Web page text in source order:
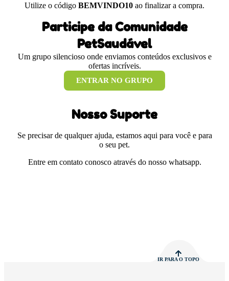
Utilize o código BEMVINDO10 ao finalizar a compra.
Participe da Comunidade
PetSaudável
Um grupo silencioso onde enviamos conteúdos exclusivos e
ofertas incríveis.
ENTRAR NO GRUPO
Nosso Suporte
Se precisar de qualquer ajuda, estamos aqui para você e para
o seu pet.
Entre em contato conosco através do nosso whatsapp.
IR PARA O TOPO